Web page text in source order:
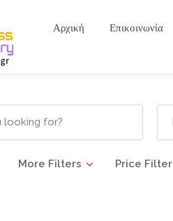
Αρχική Επικοινωνία
More Filters Price Filter